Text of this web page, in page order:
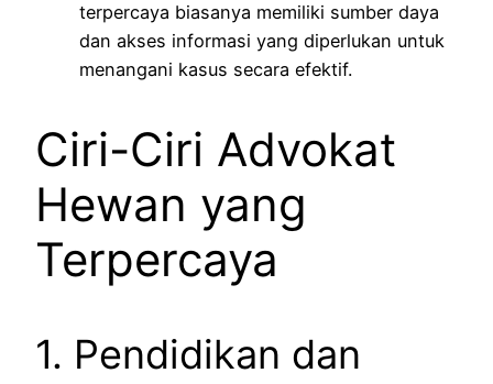
terpercaya biasanya memiliki sumber daya
dan akses informasi yang diperlukan untuk
menangani kasus secara efektif.
Ciri-Ciri Advokat
Hewan yang
Terpercaya
1. Pendidikan dan